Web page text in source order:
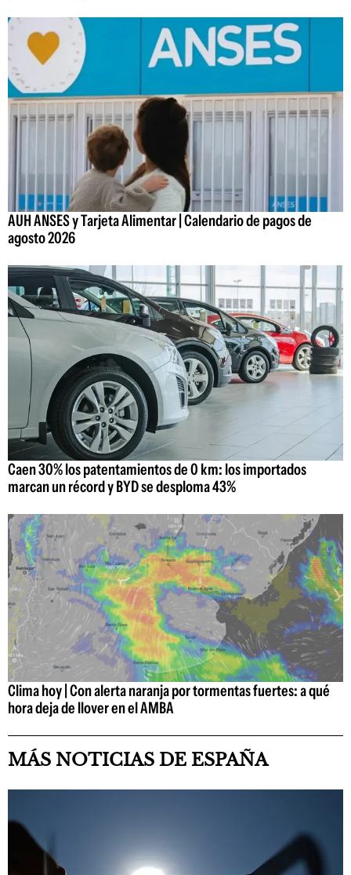
AUH ANSES y Tarjeta Alimentar | Calendario de pagos de
agosto 2026
Caen 30% los patentamientos de 0 km: los importados
marcan un récord y BYD se desploma 43%
Clima hoy | Con alerta naranja por tormentas fuertes: a qué
hora deja de llover en el AMBA
MÁS NOTICIAS DE ESPAÑA